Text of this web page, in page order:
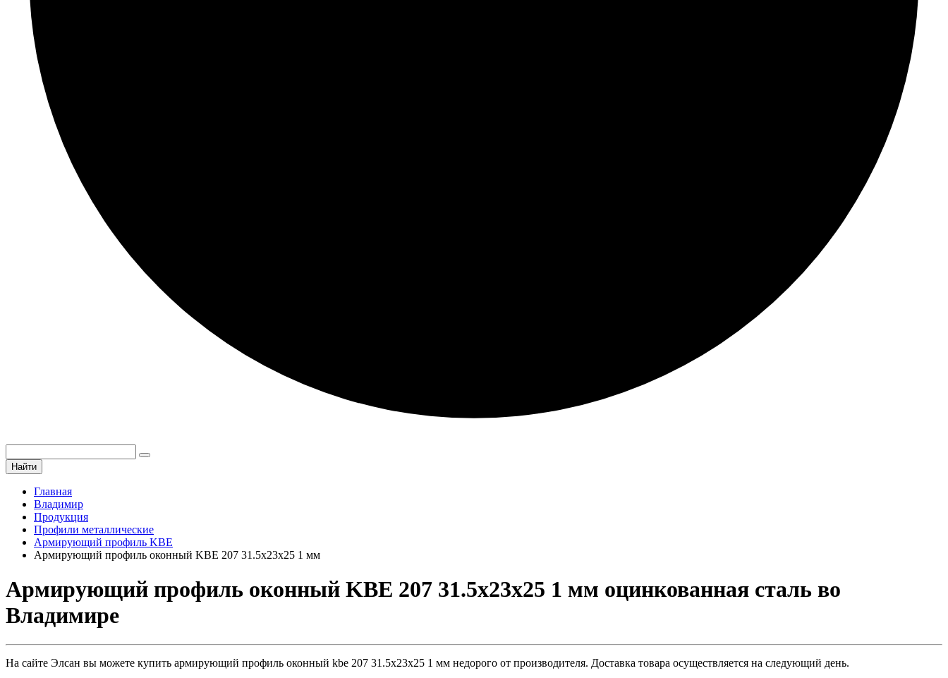
Найти
Главная
Владимир
Продукция
Профили металлические
Армирующий профиль KBE
Армирующий профиль оконный KBE 207 31.5х23х25 1 мм
Армирующий профиль оконный KBE 207 31.5х23х25 1 мм оцинкованная сталь во
Владимире
На сайте Элсан вы можете купить армирующий профиль оконный kbe 207 31.5х23х25 1 мм недорого от производителя. Доставка товара осуществляется на следующий день.